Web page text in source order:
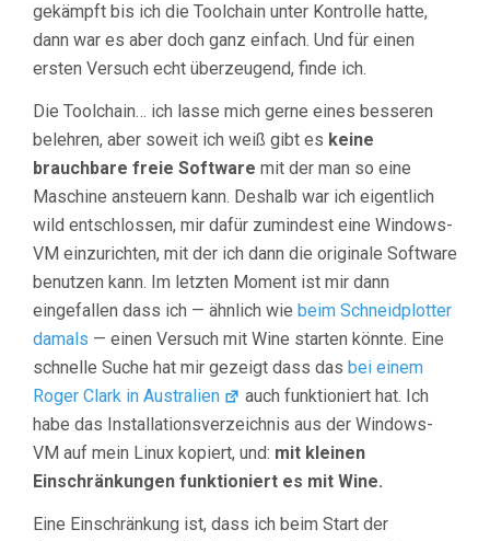
gekämpft bis ich die Toolchain unter Kontrolle hatte,
dann war es aber doch ganz einfach. Und für einen
ersten Versuch echt überzeugend, finde ich.
Die Toolchain… ich lasse mich gerne eines besseren
belehren, aber soweit ich weiß gibt es keine
brauchbare freie Software mit der man so eine
Maschine ansteuern kann. Deshalb war ich eigentlich
wild entschlossen, mir dafür zumindest eine Windows-
VM einzurichten, mit der ich dann die originale Software
benutzen kann. Im letzten Moment ist mir dann
eingefallen dass ich — ähnlich wie beim Schneidplotter
damals — einen Versuch mit Wine starten könnte. Eine
schnelle Suche hat mir gezeigt dass das bei einem
Roger Clark in Australien
auch funktioniert hat. Ich
habe das Installationsverzeichnis aus der Windows-
VM auf mein Linux kopiert, und: mit kleinen
Einschränkungen funktioniert es mit Wine.
Eine Einschränkung ist, dass ich beim Start der